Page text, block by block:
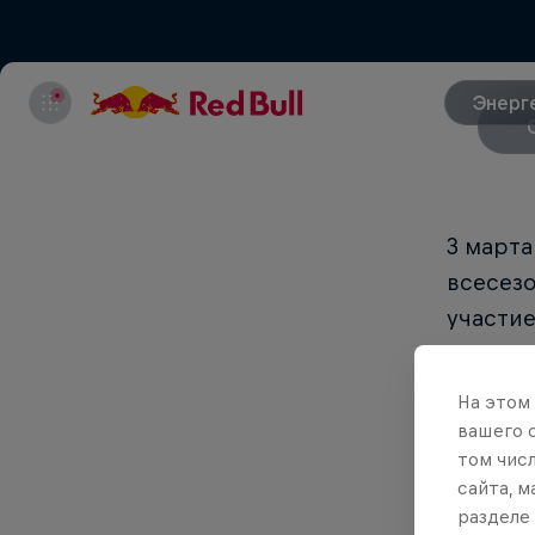
3
Red
На этом
вашего
том
сайта,